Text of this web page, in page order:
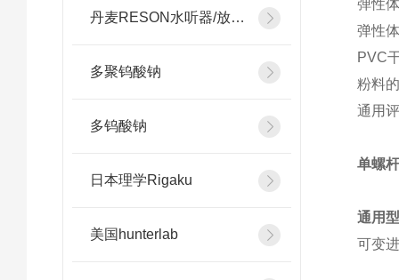
丹麦RESON水听器/放大器
多聚钨酸钠
多钨酸钠
日本理学Rigaku
美国hunterlab
弹性
弹性
PVC
粉料
通用
单螺
通用
可变